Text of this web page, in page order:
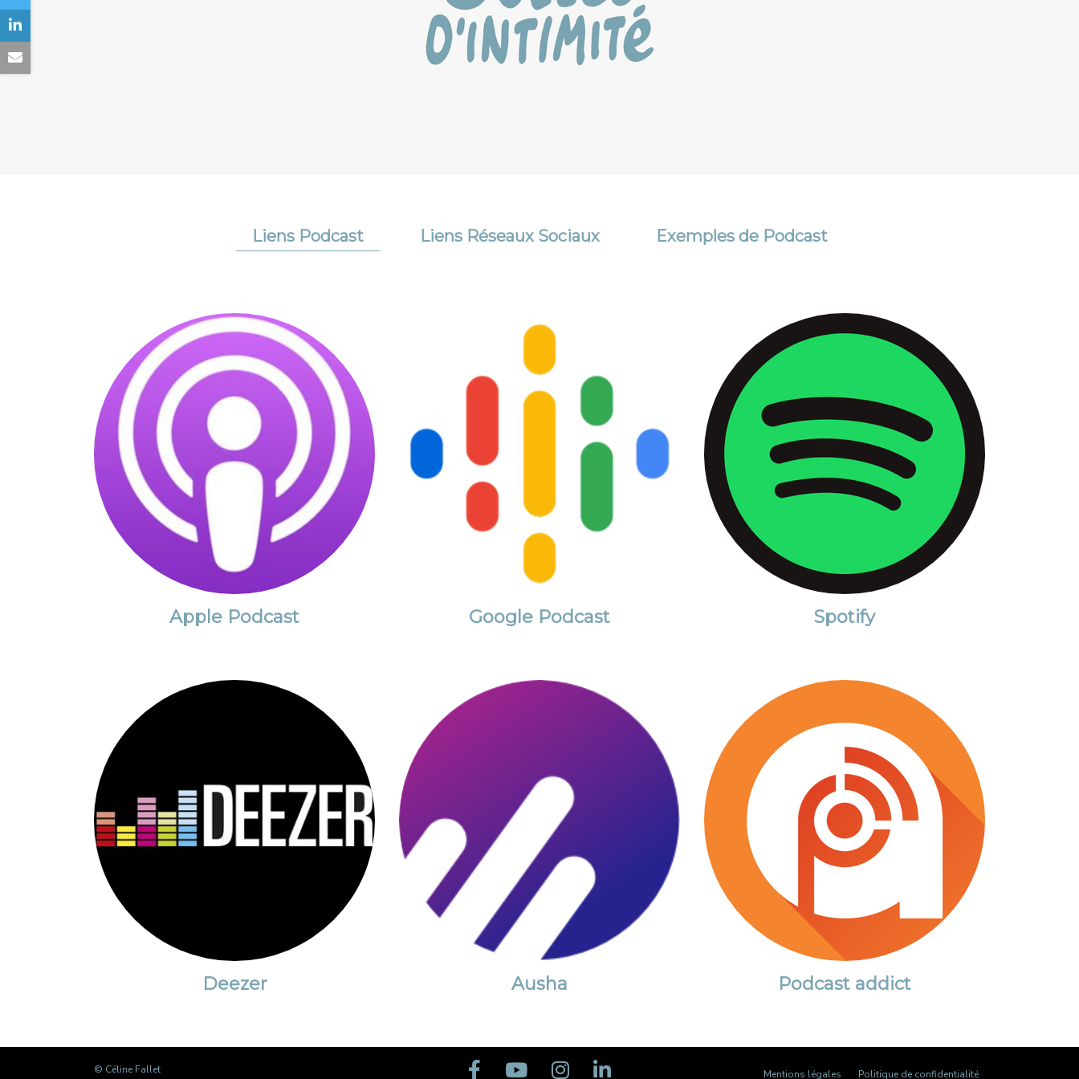
Liens Podcast Liens Réseaux Sociaux Exemples de Podcast
Apple Podcast Google Podcast Spotify
Deezer Ausha Podcast addict
© Céline Fallet Mentions légales Politique de confidentialité